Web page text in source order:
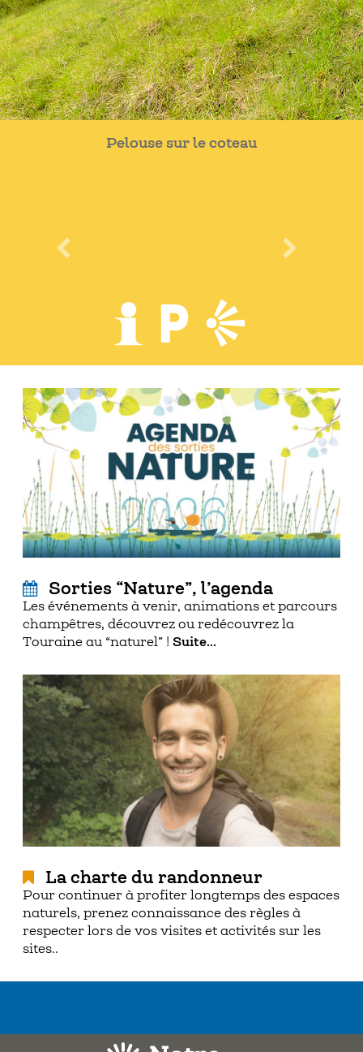
Pelouse sur le coteau
Sorties “Nature”, l’agenda
Les événements à venir, animations et parcours
champêtres, découvrez ou redécouvrez la
Touraine au “naturel” ! Suite...
La charte du randonneur
Pour continuer à profiter longtemps des espaces
naturels, prenez connaissance des règles à
respecter lors de vos visites et activités sur les
sites..